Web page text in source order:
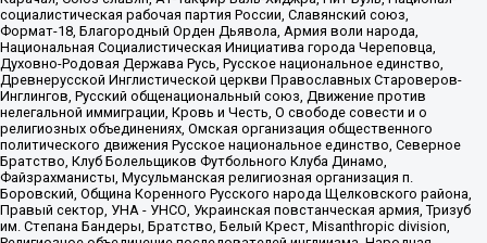
социалистическая рабочая партия России, Славянский союз,
Формат-18, Благородный Орден Дьявола, Армия воли народа,
Национальная Социалистическая Инициатива города Череповца,
Духовно-Родовая Держава Русь, Русское национальное единство,
Древнерусской Инглистической церкви Православных Староверов-
Инглингов, Русский общенациональный союз, Движение против
нелегальной иммиграции, Кровь и Честь, О свободе совести и о
религиозных объединениях, Омская организация общественного
политического движения Русское национальное единство, Северное
Братство, Клуб Болельщиков Футбольного Клуба Динамо,
Файзрахманисты, Мусульманская религиозная организация п.
Боровский, Община Коренного Русского народа Щелковского района,
Правый сектор, УНА - УНСО, Украинская повстанческая армия, Тризуб
им. Степана Бандеры, Братство, Белый Крест, Misanthropic division,